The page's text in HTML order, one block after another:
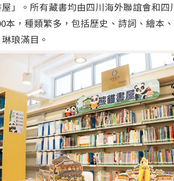
」。所有藏書均由四川海外聯誼會和
本，種類繁多，包括歷史、詩詞、繪本
琅滿目。